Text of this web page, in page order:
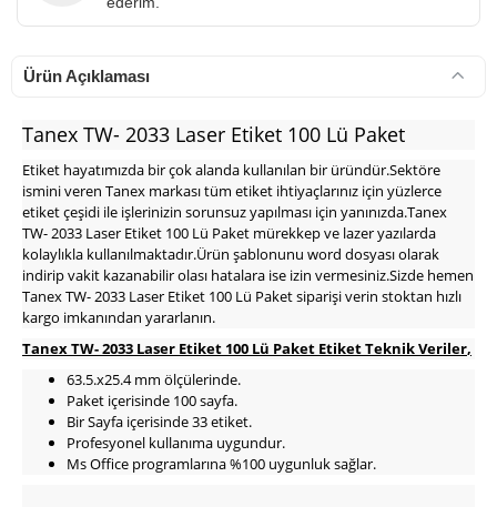
Ürün Açıklaması
Tanex TW- 2033 Laser Etiket 100 Lü Paket
Etiket hayatımızda bir çok alanda kullanılan bir üründür.Sektöre
ismini veren Tanex markası tüm etiket ihtiyaçlarınız için yüzlerce
etiket çeşidi ile işlerinizin sorunsuz yapılması için yanınızda.Tanex
TW- 2033 Laser Etiket 100 Lü Paket mürekkep ve lazer yazılarda
kolaylıkla kullanılmaktadır.Ürün şablonunu word dosyası olarak
indirip vakit kazanabilir olası hatalara ise izin vermesiniz.Sizde hemen
Tanex TW- 2033 Laser Etiket 100 Lü Paket siparişi verin stoktan hızlı
kargo imkanından yararlanın.
Tanex TW- 2033 Laser Etiket 100 Lü Paket Etiket Teknik Veriler,
63.5.x25.4 mm ölçülerinde.
Paket içerisinde 100 sayfa.
Bir Sayfa içerisinde 33 etiket.
Profesyonel kullanıma uygundur.
Ms Office programlarına %100 uygunluk sağlar.